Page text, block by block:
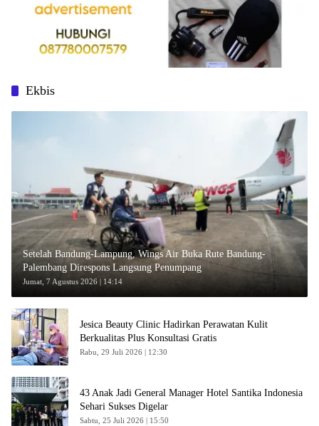
Ekbis
Setelah Bandung-Lampung, Wings Air Buka Rute Bandung-
Palembang Direspons Langsung Penumpang
Jumat, 7 Agustus 2026 | 14:14
Jesica Beauty Clinic Hadirkan Perawatan Kulit
Berkualitas Plus Konsultasi Gratis
Rabu, 29 Juli 2026 | 12:30
43 Anak Jadi General Manager Hotel Santika Indonesia
Sehari Sukses Digelar
Sabtu, 25 Juli 2026 | 15:50